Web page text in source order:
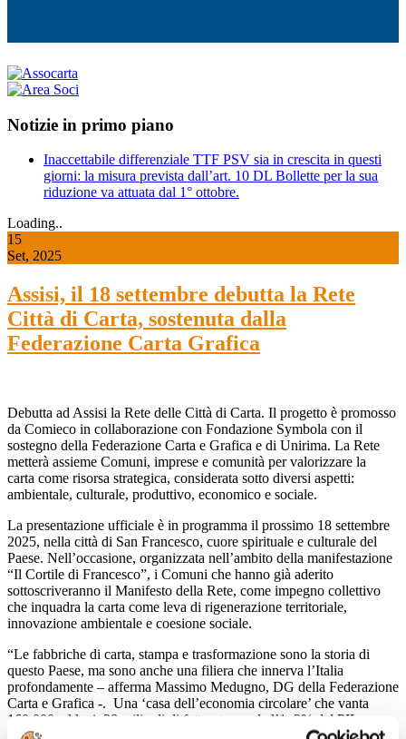
Notizie in primo piano
Inaccettabile differenziale TTF PSV sia in crescita in questi
giorni: la misura prevista dall’art. 10 DL Bollette per la sua
riduzione va attuata dal 1° ottobre.
Loading..
15
Set, 2025
Assisi, il 18 settembre debutta la Rete
Città di Carta, sostenuta dalla
Federazione Carta Grafica
Debutta ad Assisi la Rete delle Città di Carta. Il progetto è promosso
da Comieco in collaborazione con Fondazione Symbola con il
sostegno della Federazione Carta e Grafica e di Unirima. La Rete
metterà assieme Comuni, imprese e comunità per valorizzare la
carta come risorsa strategica, considerata sotto diversi aspetti:
ambientale, culturale, produttivo, economico e sociale.
La presentazione ufficiale è in programma il prossimo 18 settembre
2025, nella città di San Francesco, cuore spirituale e culturale del
Paese. Nell’occasione, organizzata nell’ambito della manifestazione
“Il Cortile di Francesco”, i Comuni che hanno già aderito
sottoscriveranno il Manifesto della Rete, come impegno collettivo
che inquadra la carta come leva di rigenerazione territoriale,
innovazione ambientale e coesione sociale.
“Le fabbriche di carta, stampa e trasformazione sono la storia di
questo Paese, ma sono anche una filiera che innerva l’Italia
profondamente – afferma Massimo Medugno, DG della Federazione
Carta e Grafica -. Una ‘casa dell’economia circolare’ che vanta
160.000 addetti, 28 miliardi di fatturato e vale l’1, 2% del PIL, con